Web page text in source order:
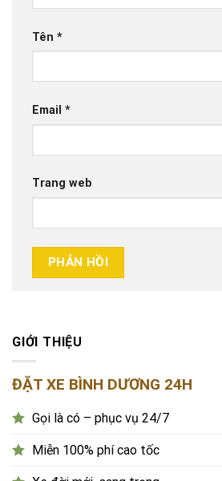
Tên *
Email *
Trang web
GIỚI THIỆU
ĐẶT XE BÌNH DƯƠNG 24H
Gọi là có – phục vụ 24/7
Miễn 100% phí cao tốc